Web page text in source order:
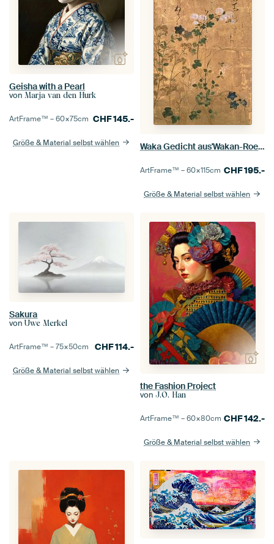
Geisha with a Pearl
von Marja van den Hurk
ArtFrame™ –60×75cm CHF145.-
Größe & Material selbst wählen Waka Gedicht aus'Wakan-Roeishu, Tawaraya Sōtatsu
ArtFrame™ –60×115cm CHF195.-
Größe & Material selbst wählen
Sakura
von Uwe Merkel
ArtFrame™ –75×50cm CHF114.-
Größe & Material selbst wählen
the Fashion Project
von J.O. Han
ArtFrame™ –60×80cm CHF142.-
Größe & Material selbst wählen